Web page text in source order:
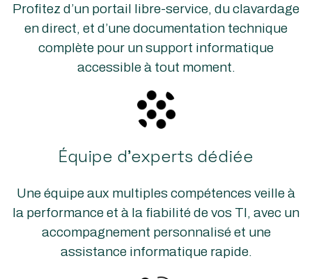
Profitez d’un portail libre-service, du clavardage
en direct, et d’une documentation technique
complète pour un support informatique
accessible à tout moment.
Équipe d’experts dédiée
Une équipe aux multiples compétences veille à
la performance et à la fiabilité de vos TI, avec un
accompagnement personnalisé et une
assistance informatique rapide.